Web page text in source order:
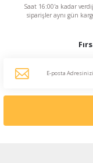
Saat 16:00'a kadar
siparişler aynı gün